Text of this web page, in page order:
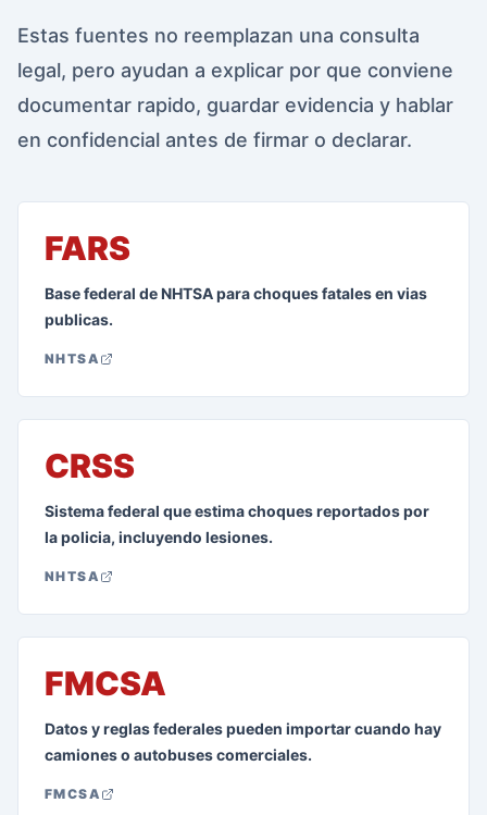
Estas fuentes no reemplazan una consulta
legal, pero ayudan a explicar por que conviene
documentar rapido, guardar evidencia y hablar
en confidencial antes de firmar o declarar.
FARS
Base federal de NHTSA para choques fatales en vias
publicas.
NHTSA
CRSS
Sistema federal que estima choques reportados por
la policia, incluyendo lesiones.
NHTSA
FMCSA
Datos y reglas federales pueden importar cuando hay
camiones o autobuses comerciales.
FMCSA